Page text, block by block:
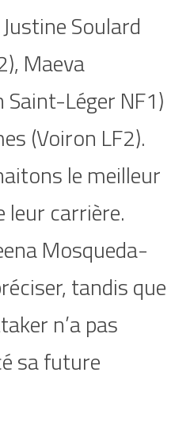
Soulard
Maeva
Léger NF1)
(Voiron LF2).
le meilleur
leur carrière.
Mosqueda-
tandis que
n’a pas
sa future